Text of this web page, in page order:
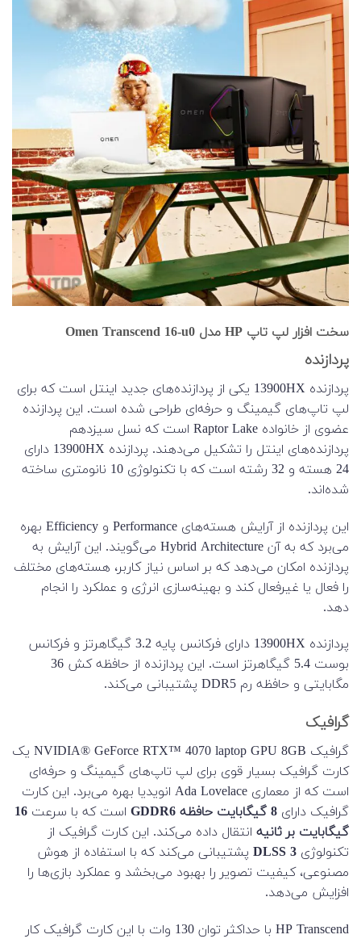
سخت افزار لپ تاپ HP مدل Omen Transcend 16-u0
پردازنده
پردازنده 13900HX یکی از پردازنده‌های جدید اینتل است که برای
لپ تاپ‌های گیمینگ و حرفه‌ای طراحی شده است. این پردازنده
عضوی از خانواده Raptor Lake است که نسل سیزدهم
پردازنده‌های اینتل را تشکیل می‌دهند. پردازنده 13900HX دارای
24 هسته و 32 رشته است که با تکنولوژی 10 نانومتری ساخته
شده‌اند.
این پردازنده از آرایش هسته‌های Performance و Efficiency بهره
می‌برد که به آن Hybrid Architecture می‌گویند. این آرایش به
پردازنده امکان می‌دهد که بر اساس نیاز کاربر، هسته‌های مختلف
را فعال یا غیرفعال کند و بهینه‌سازی انرژی و عملکرد را انجام
دهد.
پردازنده 13900HX دارای فرکانس پایه 3.2 گیگاهرتز و فرکانس
بوست 5.4 گیگاهرتز است. این پردازنده از حافظه کش 36
مگابایتی و حافظه رم DDR5 پشتیبانی می‌کند.
گرافیک
گرافیک NVIDIA® GeForce RTX™ 4070 laptop GPU 8GB یک
کارت گرافیک بسیار قوی برای لپ تاپ‌های گیمینگ و حرفه‌ای
است که از معماری Ada Lovelace انویدیا بهره می‌برد. این کارت
گرافیک دارای 8 گیگابایت حافظه GDDR6 است که با سرعت 16
گیگابایت بر ثانیه انتقال داده می‌کند. این کارت گرافیک از
تکنولوژی DLSS 3 پشتیبانی می‌کند که با استفاده از هوش
مصنوعی، کیفیت تصویر را بهبود می‌بخشد و عملکرد بازی‌ها را
افزایش می‌دهد.
HP Transcend با حداکثر توان 130 وات با این کارت گرافیک کار